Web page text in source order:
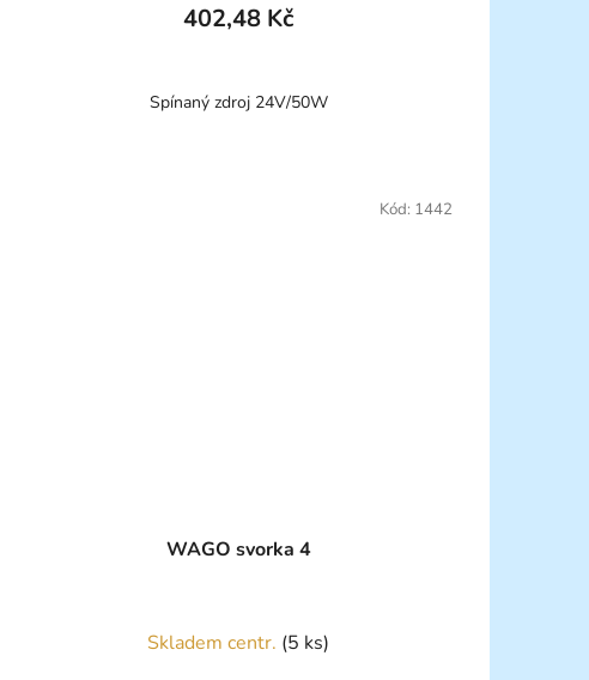
402,48 Kč
Spínaný zdroj 24V/50W
WAGO svorka 4
Skladem centr. (5 ks)
Kód: 1442